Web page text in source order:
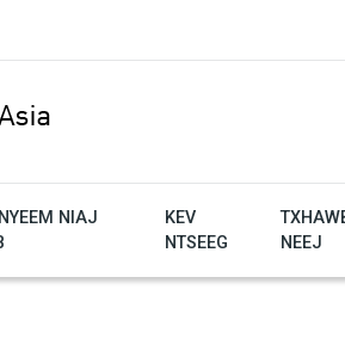
NIAJ
KEV
NTSEEG
NEEJ